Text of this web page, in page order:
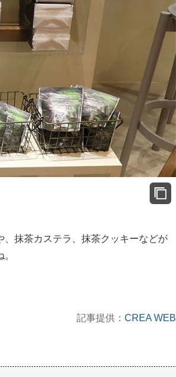
抹茶カステラ、抹茶クッキーなどが
記事提供： CREA WEB